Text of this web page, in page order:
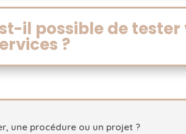
il possible de tester
?
une procédure ou un projet ?